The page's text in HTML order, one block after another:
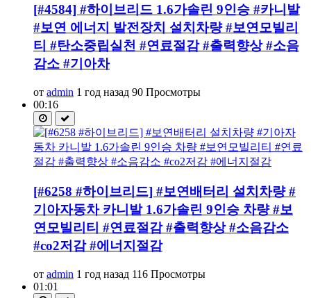
[#4584] #하이브리드 1.6가솔린 9인승 #카니발
#보연 에너지 발전장치 설치차량 #보연모빌리
티 #탄소중립실천 #연료절감 #출력향상 #소음
감소 #기아차
от admin 1 год назад 90 Просмотры
00:16
[#6258 #하이브리드] #보연배터리 설치차량 #
기아자동차 카니발 1.6가솔린 9인승 차량 #보
연모빌리티 #연료절감 #출력향상 #소음감소
#co2저감 #에너지절감
от admin 1 год назад 116 Просмотры
01:01